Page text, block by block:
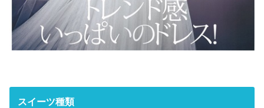
スイーツ種類